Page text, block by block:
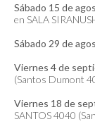
Sábado 15 de
en SALA
Sábado 29 de
Viernes 4 de
(Santos Dumont
Viernes 18 de
SANTOS 4040